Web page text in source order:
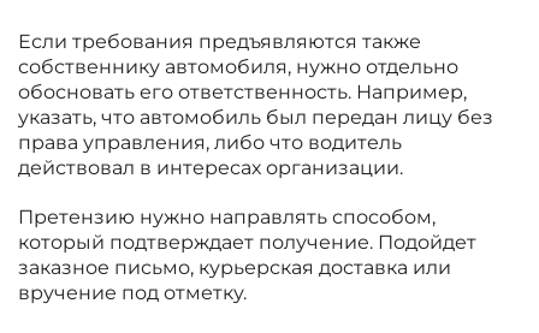
Если требования предъявляются также
собственнику автомобиля, нужно отдельно
обосновать его ответственность. Например,
указать, что автомобиль был передан лицу без
права управления, либо что водитель
действовал в интересах организации.
Претензию нужно направлять способом,
который подтверждает получение. Подойдет
заказное письмо, курьерская доставка или
вручение под отметку.